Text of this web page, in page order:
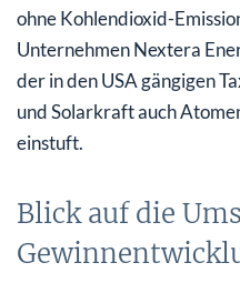
Geht die Rallye noch
Fazit
ohne Kohlendioxid-
Unternehmen Nextera
der in den USA gängigen
und Solarkraft auch
einstuft.
Blick auf die